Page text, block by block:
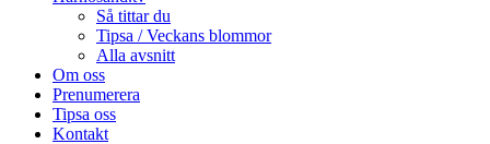
Så tittar du
Tipsa / Veckans blommor
Alla avsnitt
Om oss
Prenumerera
Tipsa oss
Kontakt